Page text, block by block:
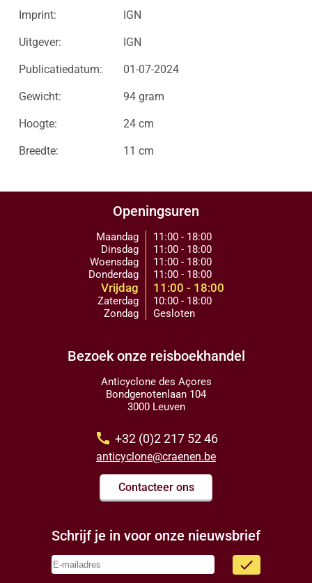
Imprint: IGN
Uitgever: IGN
Publicatiedatum: 01-07-2024
Gewicht: 94 gram
Hoogte: 24 cm
Breedte: 11 cm
Openingsuren
Maandag
Dinsdag
Woensdag
Donderdag
Vrijdag
Zaterdag
Zondag
11:00 - 18:00
11:00 - 18:00
11:00 - 18:00
11:00 - 18:00
11:00 - 18:00
10:00 - 18:00
Gesloten
Bezoek onze reisboekhandel
Anticyclone des Açores
Bondgenotenlaan 104
3000 Leuven
call +32 (0)2 217 52 46
anticyclone@craenen.be
Contacteer ons
Schrijf je in voor onze nieuwsbrief
done